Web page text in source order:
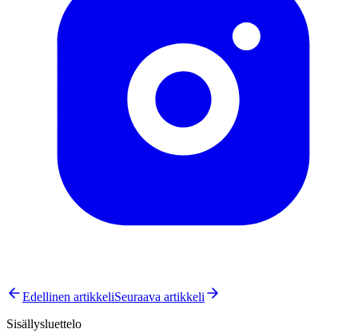
Edellinen artikkeliSeuraava artikkeli
Sisällysluettelo